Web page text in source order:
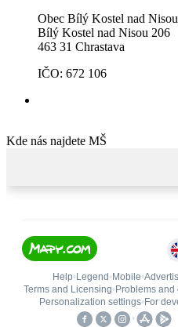
Obec Bílý Kostel nad Nisou
Bílý Kostel nad Nisou 206
463 31 Chrastava
IČO: 672 106
Kde nás najdete MŠ